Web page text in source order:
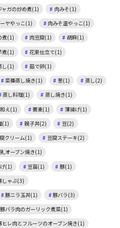
ャガの炒め煮(1)
肉みそ(1)
ヤやっこ(1)
肉みそ温やっこ(1)
煮(1) 肉豆腐(1)
胡麻(1)
煮(1)
花束仕立て(1)
し(1)
茹で卵(1)
菜種蒸し焼き(1) 葱(1)
蒸し(2)
蒸し料理(1)
蒸し焼き(1)
え(1) 蕎麦(1)
薄揚げ(1)
(1) 親子丼(2)
豆(2)
クリーム(1)
豆腐ステーキ(2)
オーブン焼き(1)
(1) 豆苗(1)
豚(1)
しゃぶ(3)
豚ニラ玉丼(1)
豚バラ(3)
豚バラ肉のガーリック煮菜(1)
ヒレ肉とフルーツのオーブン焼き(1)